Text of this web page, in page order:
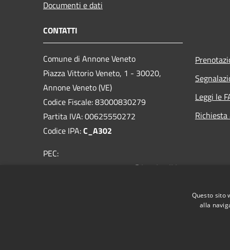
Documenti e dati
CONTATTI
Comune di Annone Veneto
Piazza Vittorio Veneto, 1 - 30020,
Annone Veneto (VE)
Codice Fiscale: 83000830279
Partita IVA: 00625550272
Codice IPA:C_A302
PEC:
comuneannoneveneto.ve@legalmail.it
Leggi le
Questo sito
alla